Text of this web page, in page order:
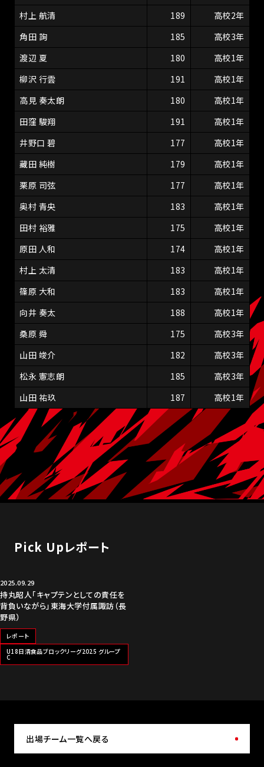
村上 航清
189
高校2年
角田 詢
185
高校3年
渡辺 夏
180
高校1年
柳沢 行雲
191
高校1年
高見 奏太朗
180
高校1年
田窪 駿翔
191
高校1年
井野口 碧
177
高校1年
藏田 純樹
179
高校1年
栗原 司弦
177
高校1年
奥村 青央
183
高校1年
田村 裕雅
175
高校1年
原田 人和
174
高校1年
村上 太清
183
高校1年
篠原 大和
183
高校1年
向井 奏太
188
高校1年
桑原 舜
175
高校3年
山田 竣介
182
高校3年
松永 憲志朗
185
高校3年
山田 祐玖
187 高校1年
Pick Upレポート
2025.09.29
持丸昭人「キャプテンとしての責任を
背負いながら」東海大学付属諏訪（長
野県）
レポート
U18日清食品ブロックリーグ2025 グループ
C
出場チーム一覧へ戻る